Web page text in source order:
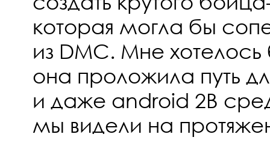
которая могла бы
из DMC. Мне хотелось
она проложила путь
и даже android 2B
мы видели на